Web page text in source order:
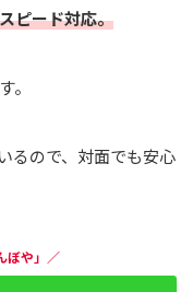
ピード対応。
。
るので、対面でも安心
ぼや」／